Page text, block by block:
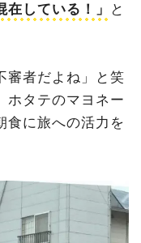
在している！」
と
審者だよね」と笑
ホタテのマヨネー
食に旅への活力を